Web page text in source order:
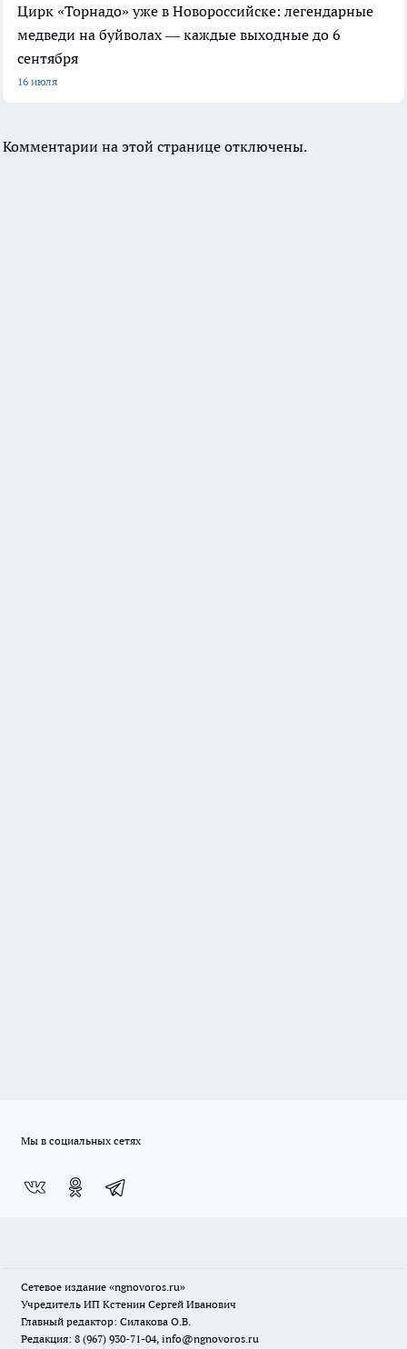
Цирк «Торнадо» уже в Новороссийске: легендарные
медведи на буйволах — каждые выходные до 6
сентября
16 июля
Комментарии на этой странице отключены.
Мы в социальных сетях
Сетевое издание «ngnovoros.ru»
Учредитель ИП Кстенин Сергей Иванович
Главный редактор: Силакова О.В.
Редакция: 8 (967) 930-71-04, info@ngnovoros.ru